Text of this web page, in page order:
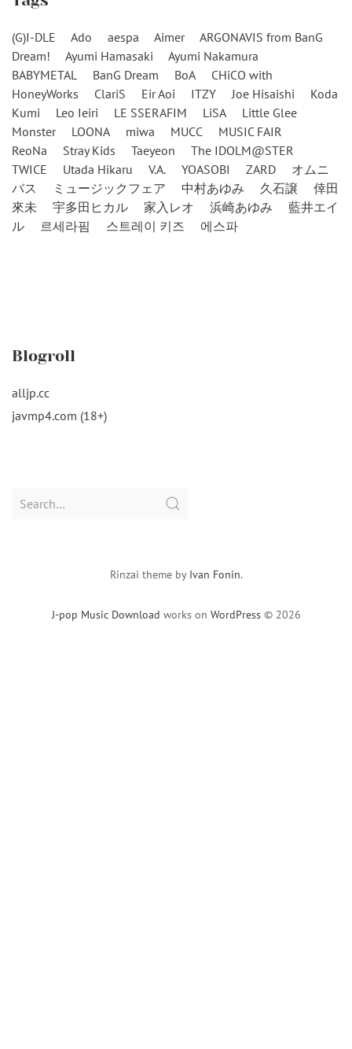
(G)I-DLE Ado aespa Aimer
ARGONAVIS from BanG
Dream!
Ayumi Hamasaki
Ayumi Nakamura
BABYMETAL
BanG Dream BoA
CHiCO with
HoneyWorks
ClariS Eir Aoi ITZY Joe Hisaishi
Koda
Kumi
Leo Ieiri LE SSERAFIM LiSA
Little Glee
Monster
LOONA miwa MUCC
MUSIC FAIR
ReoNa
Stray Kids Taeyeon
The IDOLM@STER
TWICE
Utada Hikaru V.A. YOASOBI ZARD
オムニ
バス
ミュージックフェア 中村あゆみ 久石譲
倖田
來未
宇多田ヒカル 家入レオ 浜崎あゆみ
藍井エイ
ル
르세라핌 스트레이 키즈 에스파
Blogroll
alljp.cc
javmp4.com (18+)
Search
J-pop Music Download works on WordPress © 2026
Rinzai theme by Ivan Fonin.